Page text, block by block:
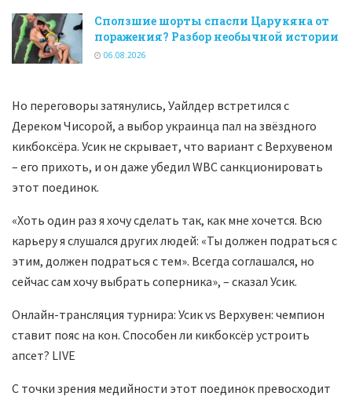
Сползшие шорты спасли Царукяна от
поражения? Разбор необычной истории
06.08.2026
Но переговоры затянулись, Уайлдер встретился с
Дереком Чисорой, а выбор украинца пал на звёздного
кикбоксёра. Усик не скрывает, что вариант с Верхувеном
– его прихоть, и он даже убедил WBC санкционировать
этот поединок.
«Хоть один раз я хочу сделать так, как мне хочется. Всю
карьеру я слушался других людей: «Ты должен подраться с
этим, должен подраться с тем». Всегда соглашался, но
сейчас сам хочу выбрать соперника», – сказал Усик.
Онлайн-трансляция турнира: Усик vs Верхувен: чемпион
ставит пояс на кон. Способен ли кикбоксёр устроить
апсет? LIVE
С точки зрения медийности этот поединок превосходит